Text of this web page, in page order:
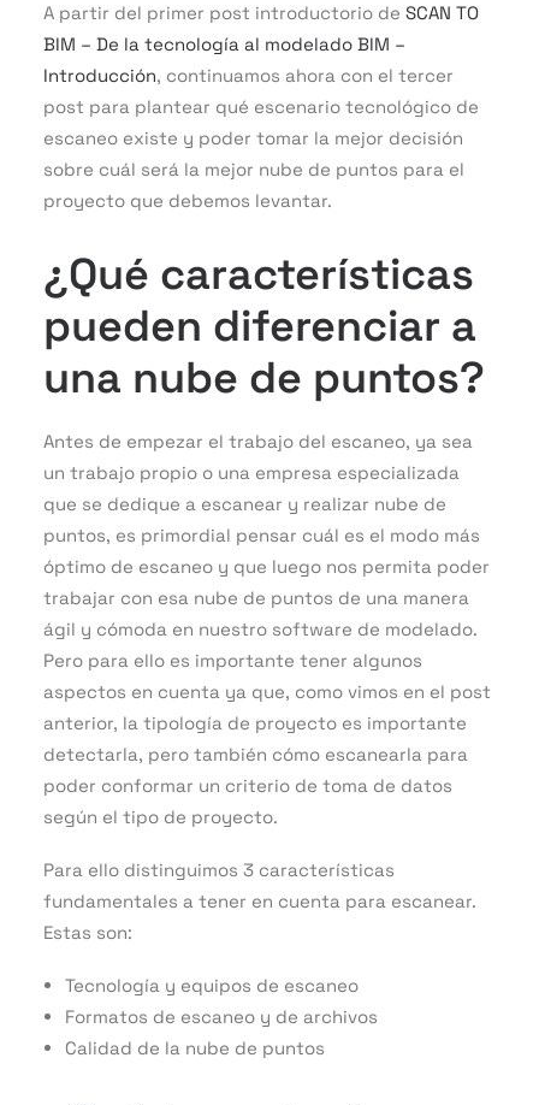
A partir del primer post introductorio de SCAN TO
BIM – De la tecnología al modelado BIM –
Introducción, continuamos ahora con el tercer
post para plantear qué escenario tecnológico de
escaneo existe y poder tomar la mejor decisión
sobre cuál será la mejor nube de puntos para el
proyecto que debemos levantar.
¿Qué características
pueden diferenciar a
una nube de puntos?
Antes de empezar el trabajo del escaneo, ya sea
un trabajo propio o una empresa especializada
que se dedique a escanear y realizar nube de
puntos, es primordial pensar cuál es el modo más
óptimo de escaneo y que luego nos permita poder
trabajar con esa nube de puntos de una manera
ágil y cómoda en nuestro software de modelado.
Pero para ello es importante tener algunos
aspectos en cuenta ya que, como vimos en el post
anterior, la tipología de proyecto es importante
detectarla, pero también cómo escanearla para
poder conformar un criterio de toma de datos
según el tipo de proyecto.
Para ello distinguimos 3 características
fundamentales a tener en cuenta para escanear.
Estas son:
Tecnología y equipos de escaneo
Formatos de escaneo y de archivos
Calidad de la nube de puntos